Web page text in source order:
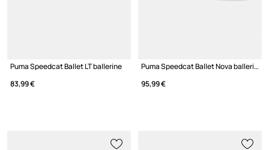
Puma Speedcat Ballet LT ballerine
83,99 €
Puma Speedcat Ballet Nova ballerine in pelle
95,99 €